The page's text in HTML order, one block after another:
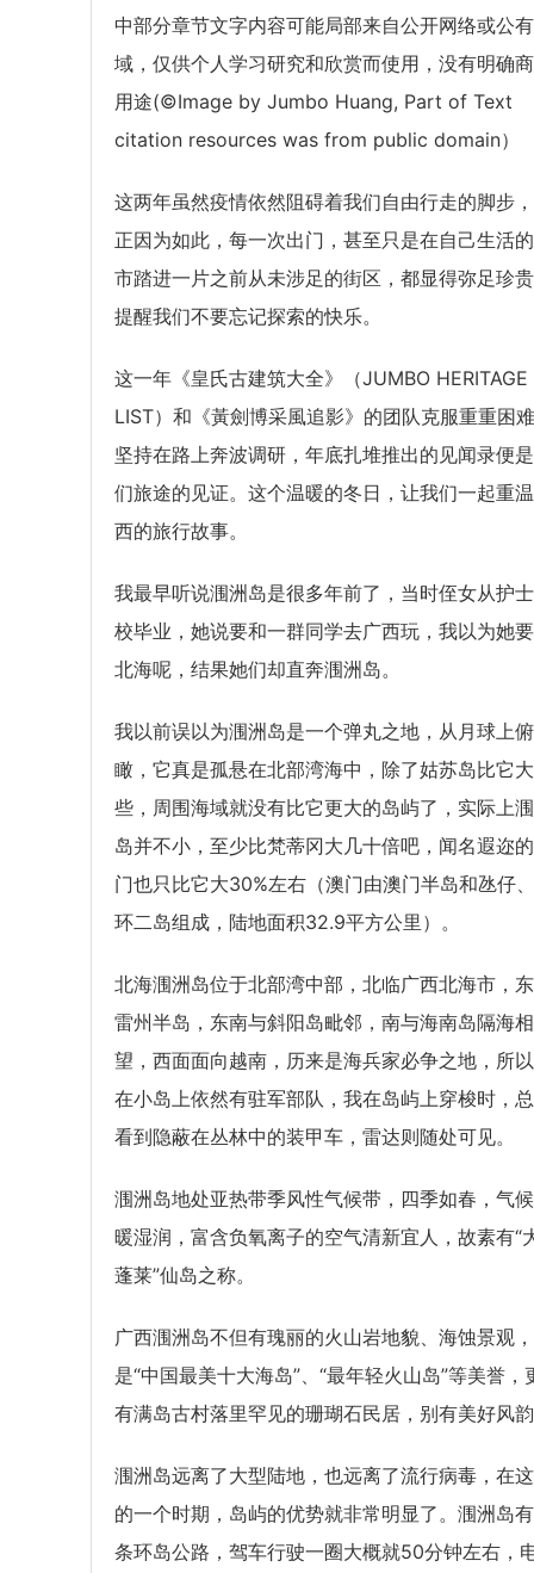
中部分章节文字内容可能局部来自公开网络或公
域，仅供个人学习研究和欣赏而使用，没有明确
用途(©Image by Jumbo Huang, Part of Text
citation resources was from public domain）
这两年虽然疫情依然阻碍着我们自由行走的脚步
正因为如此，每一次出门，甚至只是在自己生活
市踏进一片之前从未涉足的街区，都显得弥足珍
提醒我们不要忘记探索的快乐。
这一年《皇氏古建筑大全》（JUMBO HERITAGE
LIST）和《黃劍博采風追影》的团队克服重重困
坚持在路上奔波调研，年底扎堆推出的见闻录便
们旅途的见证。这个温暖的冬日，让我们一起重
西的旅行故事。
我最早听说涠洲岛是很多年前了，当时侄女从护
校毕业，她说要和一群同学去广西玩，我以为她
北海呢，结果她们却直奔涠洲岛。
我以前误以为涠洲岛是一个弹丸之地，从月球上俯
瞰，它真是孤悬在北部湾海中，除了姑苏岛比它
些，周围海域就没有比它更大的岛屿了，实际上
岛并不小，至少比梵蒂冈大几十倍吧，闻名遐迩
门也只比它大30%左右（澳门由澳门半岛和氹仔
环二岛组成，陆地面积32.9平方公里）。
北海涠洲岛位于北部湾中部，北临广西北海市，
雷州半岛，东南与斜阳岛毗邻，南与海南岛隔海相
望，西面面向越南，历来是海兵家必争之地，所
在小岛上依然有驻军部队，我在岛屿上穿梭时，
看到隐蔽在丛林中的装甲车，雷达则随处可见。
涠洲岛地处亚热带季风性气候带，四季如春，气
暖湿润，富含负氧离子的空气清新宜人，故素有“
蓬莱”仙岛之称。
广西涠洲岛不但有瑰丽的火山岩地貌、海蚀景观
是“中国最美十大海岛”、“最年轻火山岛”等美誉，
有满岛古村落里罕见的珊瑚石民居，别有美好风
涠洲岛远离了大型陆地，也远离了流行病毒，在
的一个时期，岛屿的优势就非常明显了。涠洲岛
条环岛公路，驾车行驶一圈大概就50分钟左右，